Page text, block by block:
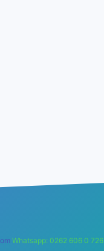
Whatsapp: 0262 606 0 726